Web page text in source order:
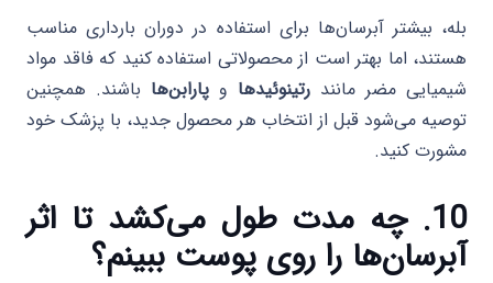
بله، بیشتر آبرسان‌ها برای استفاده در دوران بارداری مناسب
هستند، اما بهتر است از محصولاتی استفاده کنید که فاقد مواد
شیمیایی مضر مانند رتینوئیدها و پارابن‌ها باشند. همچنین
توصیه می‌شود قبل از انتخاب هر محصول جدید، با پزشک خود
مشورت کنید.
10. چه مدت طول می‌کشد تا اثر
آبرسان‌ها را روی پوست ببینم؟